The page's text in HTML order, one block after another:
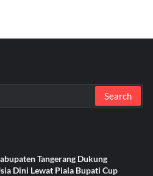
Tangerang Dukung
Dini Lewat Piala Bupati Cup